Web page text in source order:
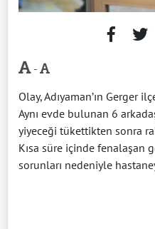
-
Olay, Adıyaman’ın Gerger
Aynı evde bulunan 6
yiyeceği tükettikten sonra
Kısa süre içinde fenalaşan
sorunları nedeniyle